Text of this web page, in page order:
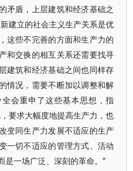
矛盾，上层建筑和经济基础之
建立的社会主义生产关系是优
这些不完善的方面和生产力的
和交换的相互关系还需要找寻
建筑和经济基础之间也同样存
情况，需要不断加以调整和解
会重申了这些基本思想，指
要求大幅度地提高生产力，也
变同生产力发展不适应的生产
一切不适应的管理方式、活动
是一场广泛、深刻的革命。”